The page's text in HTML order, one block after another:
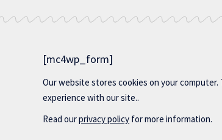
[mc4wp_form]
Our website stores cookies on your
experience with our site..
Read ourprivacy policy for more information.